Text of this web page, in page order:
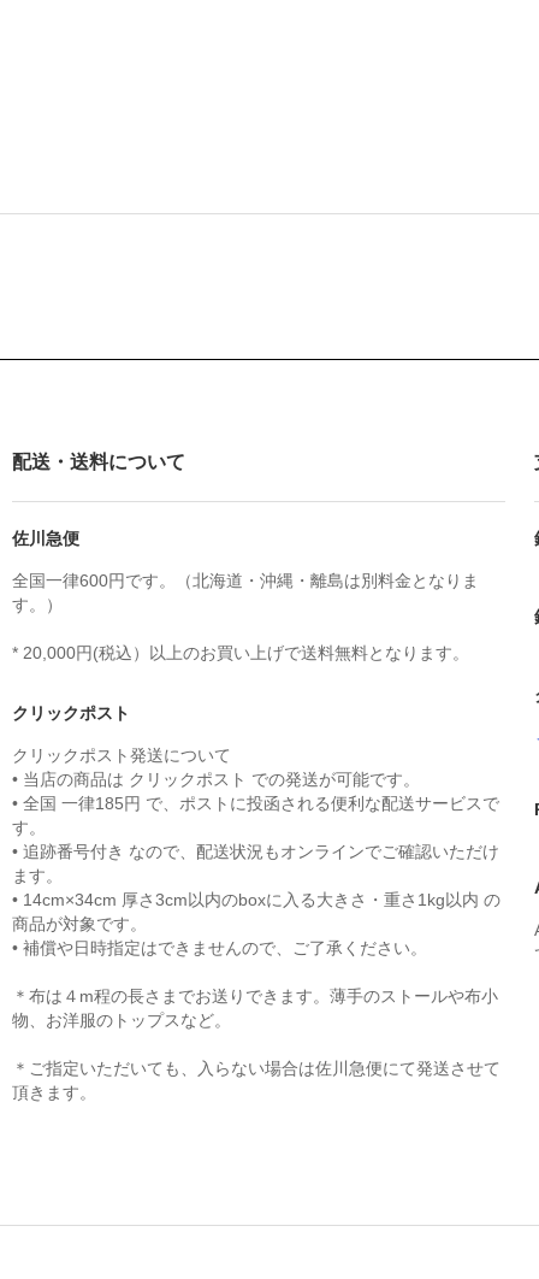
配送・送料について
佐川急便
全国一律600円です。（北海道・沖縄・離島は別料金となりま
す。）
* 20,000円(税込）以上のお買い上げで送料無料となります。
クリックポスト
クリックポスト発送について
• 当店の商品は クリックポスト での発送が可能です。
• 全国 一律185円 で、ポストに投函される便利な配送サービスで
す。
• 追跡番号付き なので、配送状況もオンラインでご確認いただけ
ます。
• 14cm×34cm 厚さ3cm以内のboxに入る大きさ・重さ1kg以内 の
商品が対象です。
• 補償や日時指定はできませんので、ご了承ください。
＊布は４m程の長さまでお送りできます。薄手のストールや布小
物、お洋服のトップスなど。
＊ご指定いただいても、入らない場合は佐川急便にて発送させて
頂きます。